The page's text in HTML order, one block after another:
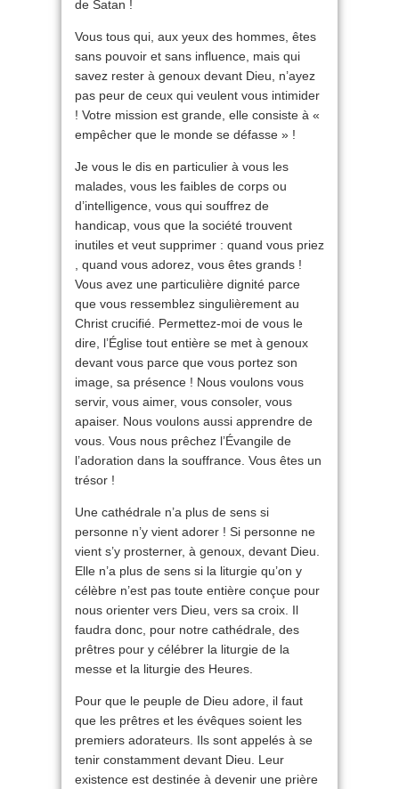
de Satan !
Vous tous qui, aux yeux des hommes, êtes
sans pouvoir et sans influence, mais qui
savez rester à genoux devant Dieu, n’ayez
pas peur de ceux qui veulent vous intimider
! Votre mission est grande, elle consiste à «
empêcher que le monde se défasse » !
Je vous le dis en particulier à vous les
malades, vous les faibles de corps ou
d’intelligence, vous qui souffrez de
handicap, vous que la société trouvent
inutiles et veut supprimer : quand vous priez
, quand vous adorez, vous êtes grands !
Vous avez une particulière dignité parce
que vous ressemblez singulièrement au
Christ crucifié. Permettez-moi de vous le
dire, l’Église tout entière se met à genoux
devant vous parce que vous portez son
image, sa présence ! Nous voulons vous
servir, vous aimer, vous consoler, vous
apaiser. Nous voulons aussi apprendre de
vous. Vous nous prêchez l’Évangile de
l’adoration dans la souffrance. Vous êtes un
trésor !
Une cathédrale n’a plus de sens si
personne n’y vient adorer ! Si personne ne
vient s’y prosterner, à genoux, devant Dieu.
Elle n’a plus de sens si la liturgie qu’on y
célèbre n’est pas toute entière conçue pour
nous orienter vers Dieu, vers sa croix. Il
faudra donc, pour notre cathédrale, des
prêtres pour y célébrer la liturgie de la
messe et la liturgie des Heures.
Pour que le peuple de Dieu adore, il faut
que les prêtres et les évêques soient les
premiers adorateurs. Ils sont appelés à se
tenir constamment devant Dieu. Leur
existence est destinée à devenir une prière